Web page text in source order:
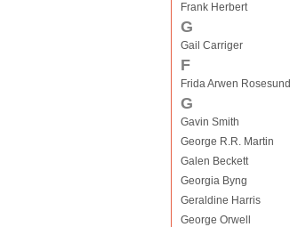
Frank Herbert
G
Gail Carriger
F
Frida Arwen Rosesund
G
Gavin Smith
George R.R. Martin
Galen Beckett
Georgia Byng
Geraldine Harris
George Orwell